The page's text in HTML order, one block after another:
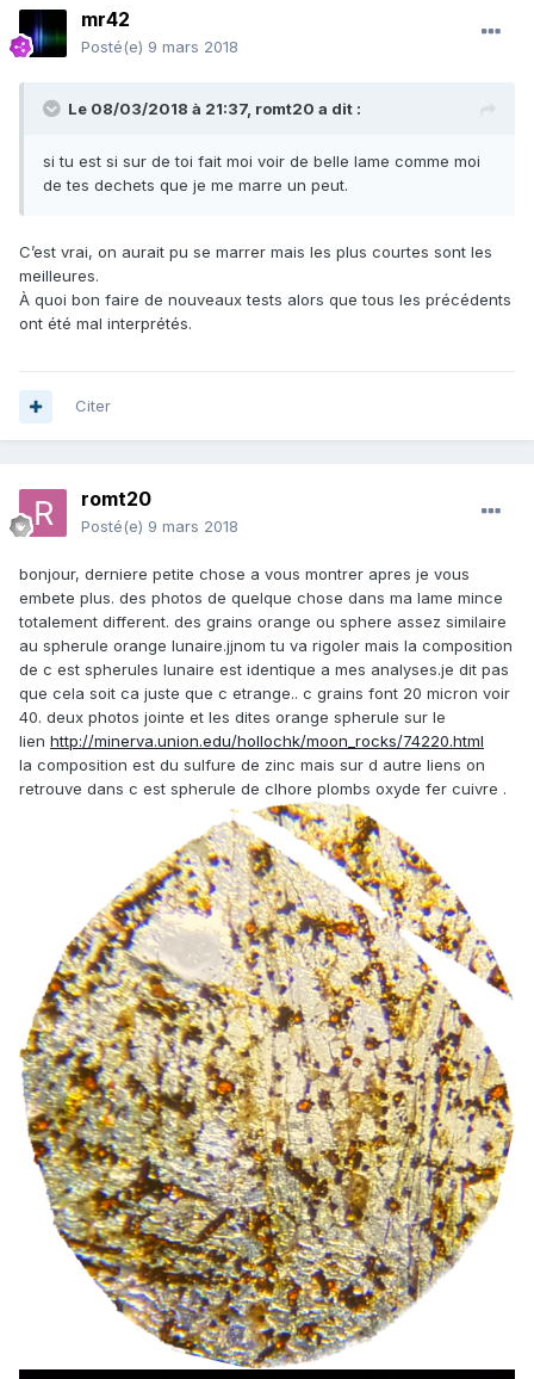
mr42
Posté(e) 9 mars 2018
Le 08/03/2018 à 21:37, romt20 a dit :
si tu est si sur de toi fait moi voir de belle lame comme moi
de tes dechets que je me marre un peut.
C’est vrai, on aurait pu se marrer mais les plus courtes sont les
meilleures.
À quoi bon faire de nouveaux tests alors que tous les précédents
ont été mal interprétés.
Citer
romt20
Posté(e) 9 mars 2018
bonjour, derniere petite chose a vous montrer apres je vous
embete plus. des photos de quelque chose dans ma lame mince
totalement different. des grains orange ou sphere assez similaire
au spherule orange lunaire.jjnom tu va rigoler mais la composition
de c est spherules lunaire est identique a mes analyses.je dit pas
que cela soit ca juste que c etrange.. c grains font 20 micron voir
40. deux photos jointe et les dites orange spherule sur le
lien http://minerva.union.edu/hollochk/moon_rocks/74220.html
la composition est du sulfure de zinc mais sur d autre liens on
retrouve dans c est spherule de clhore plombs oxyde fer cuivre .